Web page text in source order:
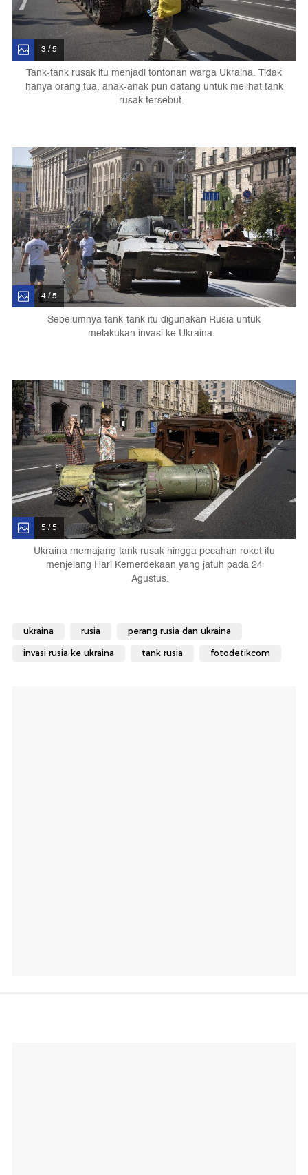
3 / 5
Tank-tank rusak itu menjadi tontonan warga Ukraina. Tidak
hanya orang tua, anak-anak pun datang untuk melihat tank
rusak tersebut.
4 / 5
Sebelumnya tank-tank itu digunakan Rusia untuk
melakukan invasi ke Ukraina.
5 / 5
Ukraina memajang tank rusak hingga pecahan roket itu
menjelang Hari Kemerdekaan yang jatuh pada 24
Agustus.
ukraina rusia perang rusia dan ukraina
invasi rusia ke ukraina tank rusia fotodetikcom